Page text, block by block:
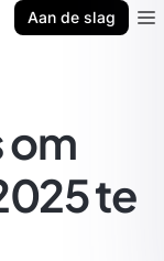
Aan de slag
om
te